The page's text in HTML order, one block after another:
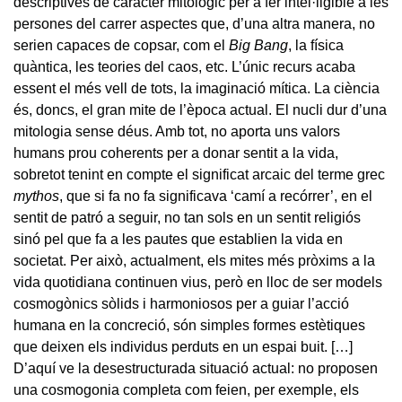
persones del carrer aspectes que, d’una altra manera, no
serien capaces de copsar, com el Big Bang, la física
quàntica, les teories del caos, etc. L’únic recurs acaba
essent el més vell de tots, la imaginació mítica. La ciència
és, doncs, el gran mite de l’època actual. El nucli dur d’una
mitologia sense déus. Amb tot, no aporta uns valors
humans prou coherents per a donar sentit a la vida,
sobretot tenint en compte el significat arcaic del terme grec
mythos, que si fa no fa significava ‘camí a recórrer’, en el
sentit de patró a seguir, no tan sols en un sentit religiós
sinó pel que fa a les pautes que establien la vida en
societat. Per això, actualment, els mites més pròxims a la
vida quotidiana continuen vius, però en lloc de ser models
cosmogònics sòlids i harmoniosos per a guiar l’acció
humana en la concreció, són simples formes estètiques
que deixen els individus perduts en un espai buit. […]
D’aquí ve la desestructurada situació actual: no proposen
una cosmogonia completa com feien, per exemple, els